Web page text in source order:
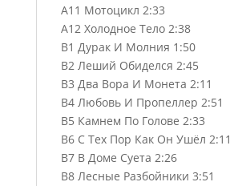
A11 Мотоцикл 2:33
A12 Холодное Тело 2:38
B1 Дурак И Молния 1:50
B2 Леший Обиделся 2:45
B3 Два Вора И Монета 2:11
B4 Любовь И Пропеллер 2:51
B5 Камнем По Голове 2:33
B6 С Тех Пор Как Он Ушёл 2:11
B7 В Доме Суета 2:26
B8 Лесные Разбойники 3:51